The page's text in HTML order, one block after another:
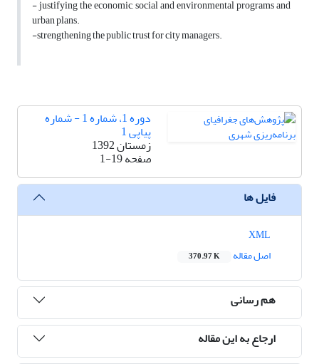
- justifying the economic, social and environmental programs and
urban plans.
-strengthening the public trust for city managers.
دوره 1، شماره 1 - شماره
پیاپی 1
زمستان 1392
صفحه1-19
فایل ها
اصل مقاله
370.97 K
هم رسانی
ارجاع به این مقاله